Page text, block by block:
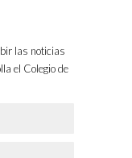
las noticias
el Colegio de